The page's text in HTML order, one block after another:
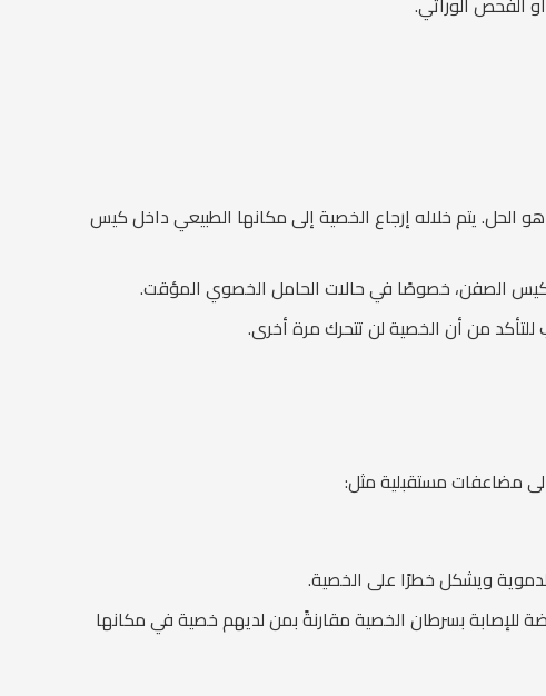
الحل. يتم خلاله إرجاع الخصية إلى مكانها الطبيعي داخل كيس
كيس الصفن، خصوصًا في حالات الحامل الخصوي المؤقت.
من أن الخصية لن تتحرك مرة أخرى.
مضاعفات مستقبلية مثل:
ويشكل خطرًا على الخصية.
للإصابة بسرطان الخصية مقارنةً بمن لديهم خصية في مكانها